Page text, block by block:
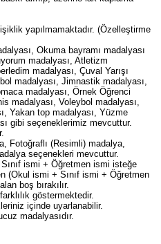
yapılmamaktadır. (Özelleştirme
Okuma bayramı madalyası
madalyası, Atletizm
madalyası, Çuval Yarışı
madalyası, Jimnastik madalyası,
madalyası, Örnek Öğrenci
madalyası, Voleybol madalyası,
Yakan top madalyası, Yüzme
gibi seçeneklerimiz mevcuttur.
Fotoğraflı (Resimli) madalya,
seçenekleri mevcuttur.
ismi + Öğretmen ismi isteğe
(Okul ismi + Sınıf ismi + Öğretmen
boş bırakılır.
göstermektedir.
içinde uyarlanabilir.
madalyasıdır.